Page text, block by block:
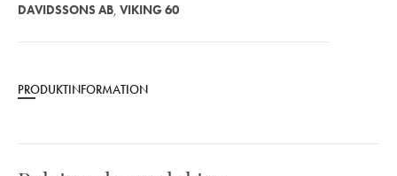
DAVIDSSONS AB VIKING 60
PRODUKTINFORMATION